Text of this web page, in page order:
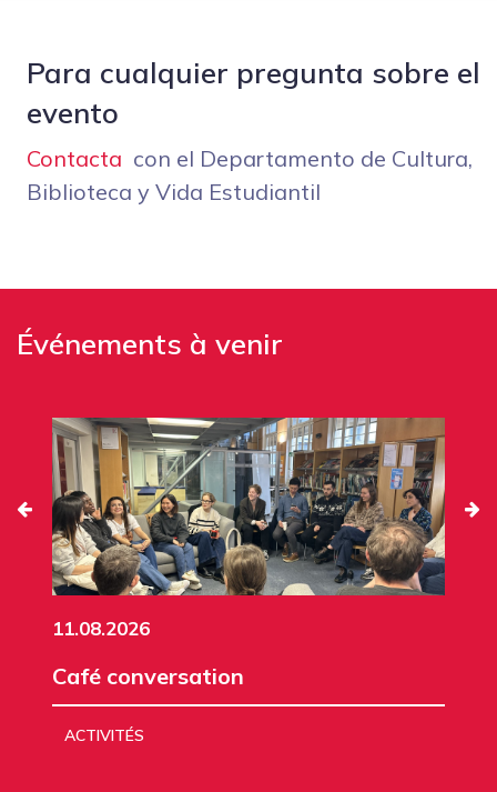
Para cualquier pregunta sobre el
evento
Contacta con el Departamento de Cultura,
Biblioteca y Vida Estudiantil
Événements à venir
11.08.2026
Café conversation
ACTIVITÉS